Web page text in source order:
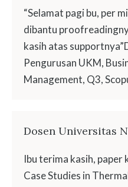
“Selamat pagi bu, per
dibantu
kasih atas
Pengurusan UKM,
Management, Q3,
Dosen Universitas
Ibu terima kasih, paper
Case Studies in